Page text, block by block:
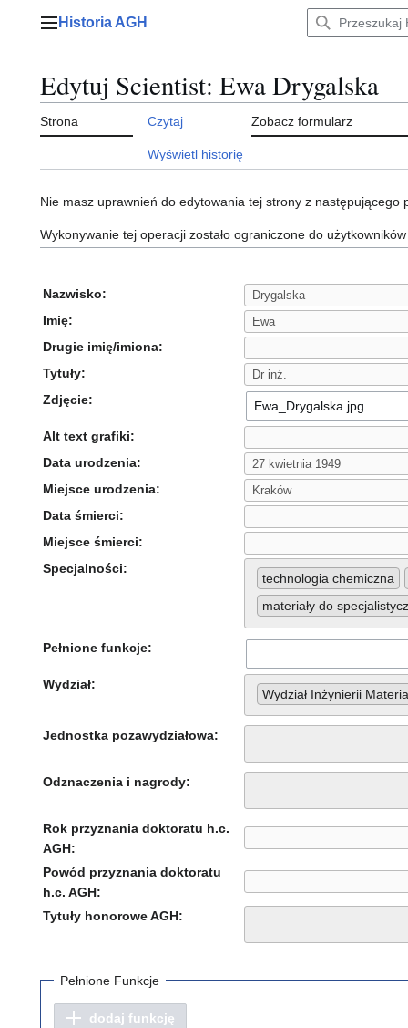
Menu główne
Historia AGH
Edytuj Scientist: Ewa Drygalska
Strona Czytaj Zobacz formularz
Wyświetl historię
Nie masz uprawnień do edytowania tej strony z następującego
Wykonywanie tej operacji zostało ograniczone do
Nazwisko:
Imię:
Drugie imię/imiona:
Tytuły:
Zdjęcie:
Alt text grafiki:
Data urodzenia:
Miejsce urodzenia:
Data śmierci:
Miejsce śmierci:
Specjalności:
technologia chemiczna
materiały do
Pełnione funkcje:
Wydział:
Wydział Inżynierii
Jednostka pozawydziałowa:
Odznaczenia i nagrody:
Rok przyznania doktoratu h.c.
AGH:
Powód przyznania doktoratu
h.c. AGH:
Tytuły honorowe AGH:
Pełnione Funkcje
dodaj funkcję